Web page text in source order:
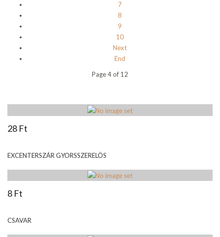
7
8
9
10
Next
End
Page 4 of 12
28 Ft
EXCENTERSZÁR GYORSSZERELÖS
8 Ft
CSAVAR